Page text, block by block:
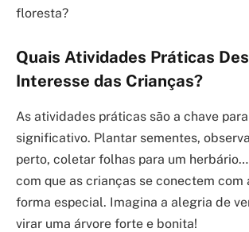
floresta?
Quais Atividades Práticas
Interesse das Crianças?
As atividades práticas são a chave
significativo. Plantar sementes,
perto, coletar folhas para um
com que as crianças se conectem com
forma especial. Imagina a alegria de
virar uma árvore forte e bonita!